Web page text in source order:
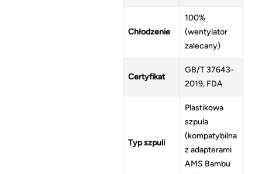
Chłodzenie
100%
(wentylator
zalecany)
Certyfikat
GB/T 37643-
2019, FDA
Typ szpuli
Plastikowa
szpula
(kompatybilna
z adapterami
AMS Bambu